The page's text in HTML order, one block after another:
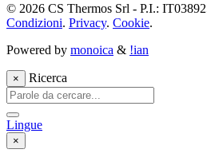
© 2026 CS Thermos Srl - P.I.:
Condizioni. Privacy. Cookie.
Powered by monoica & !ian
× Ricerca
Lingue
×